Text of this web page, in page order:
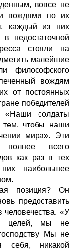
вовсе не
вождями по их
каждый из них
недостаточной
стояли на
малейшие
философского
вождям
от постоянных
победителей
«Наши солдаты
тем, чтобы наши
мира». Эти
полнее всего
как раз в тех
наибольшее
позиция? Он
предоставить
«У
целей, мы не
Мы не
себя, никакой